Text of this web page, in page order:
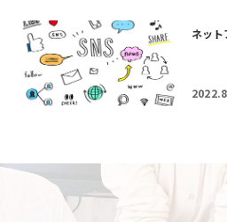
ネット